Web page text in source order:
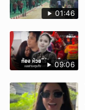
01:46
09:06